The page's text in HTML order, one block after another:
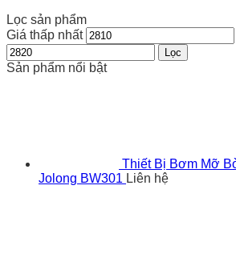
Lọc sản phẩm
Giá thấp nhất
Lọc
Sản phẩm nổi bật
Thiết Bị Bơm Mỡ
Jolong BW301 Liên hệ